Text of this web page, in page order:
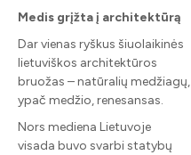
Medis grįžta į architektūrą
Dar vienas ryškus šiuolaikinės
lietuviškos architektūros
bruožas – natūralių medžiagų,
ypač medžio, renesansas.
Nors mediena Lietuvoje
visada buvo svarbi statybų